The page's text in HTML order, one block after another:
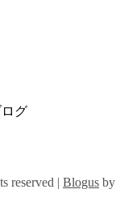
グ
reserved | Blogus by